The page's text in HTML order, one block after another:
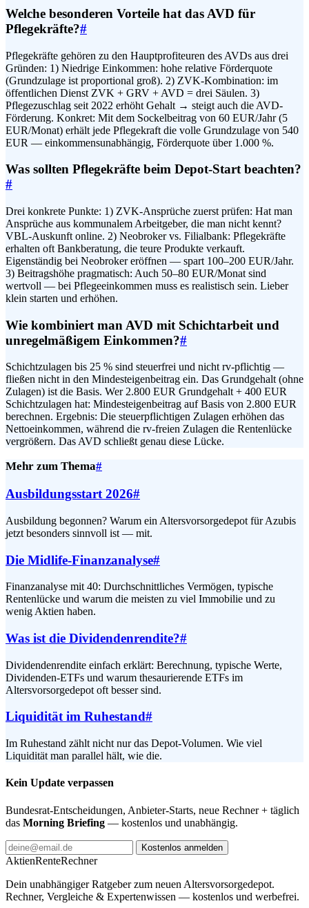
Welche besonderen Vorteile hat das AVD für
Pflegekräfte?#
Pflegekräfte gehören zu den Hauptprofiteuren des AVDs aus drei
Gründen: 1) Niedrige Einkommen: hohe relative Förderquote
(Grundzulage ist proportional groß). 2) ZVK-Kombination: im
öffentlichen Dienst ZVK + GRV + AVD = drei Säulen. 3)
Pflegezuschlag seit 2022 erhöht Gehalt → steigt auch die AVD-
Förderung. Konkret: Mit dem Sockelbeitrag von 60 EUR/Jahr (5
EUR/Monat) erhält jede Pflegekraft die volle Grundzulage von 540
EUR — einkommensunabhängig, Förderquote über 1.000 %.
Was sollten Pflegekräfte beim Depot-Start beachten?
#
Drei konkrete Punkte: 1) ZVK-Ansprüche zuerst prüfen: Hat man
Ansprüche aus kommunalem Arbeitgeber, die man nicht kennt?
VBL-Auskunft online. 2) Neobroker vs. Filialbank: Pflegekräfte
erhalten oft Bankberatung, die teure Produkte verkauft.
Eigenständig bei Neobroker eröffnen — spart 100–200 EUR/Jahr.
3) Beitragshöhe pragmatisch: Auch 50–80 EUR/Monat sind
wertvoll — bei Pflegeeinkommen muss es realistisch sein. Lieber
klein starten und erhöhen.
Wie kombiniert man AVD mit Schichtarbeit und
unregelmäßigem Einkommen?#
Schichtzulagen bis 25 % sind steuerfrei und nicht rv-pflichtig —
fließen nicht in den Mindesteigenbeitrag ein. Das Grundgehalt (ohne
Zulagen) ist die Basis. Wer 2.800 EUR Grundgehalt + 400 EUR
Schichtzulagen hat: Mindesteigenbeitrag auf Basis von 2.800 EUR
berechnen. Ergebnis: Die steuerpflichtigen Zulagen erhöhen das
Nettoeinkommen, während die rv-freien Zulagen die Rentenlücke
vergrößern. Das AVD schließt genau diese Lücke.
Mehr zum Thema#
Ausbildungsstart 2026#
Ausbildung begonnen? Warum ein Altersvorsorgedepot für Azubis
jetzt besonders sinnvoll ist — mit.
Die Midlife-Finanzanalyse#
Finanzanalyse mit 40: Durchschnittliches Vermögen, typische
Rentenlücke und warum die meisten zu viel Immobilie und zu
wenig Aktien haben.
Was ist die Dividendenrendite?#
Dividendenrendite einfach erklärt: Berechnung, typische Werte,
Dividenden-ETFs und warum thesaurierende ETFs im
Altersvorsorgedepot oft besser sind.
Liquidität im Ruhestand#
Im Ruhestand zählt nicht nur das Depot-Volumen. Wie viel
Liquidität man parallel hält, wie die.
Kein Update verpassen
Bundesrat-Entscheidungen, Anbieter-Starts, neue Rechner + täglich
das Morning Briefing — kostenlos und unabhängig.
Kostenlos anmelden
AktienRenteRechner
Dein unabhängiger Ratgeber zum neuen Altersvorsorgedepot.
Rechner, Vergleiche & Expertenwissen — kostenlos und werbefrei.